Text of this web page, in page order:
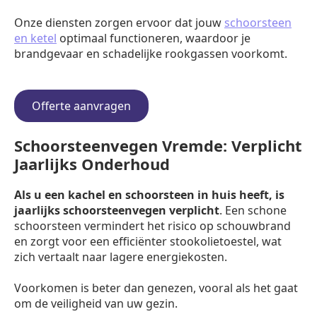
Onze diensten zorgen ervoor dat jouw schoorsteen
en ketel optimaal functioneren, waardoor je
brandgevaar en schadelijke rookgassen voorkomt.
Offerte aanvragen
Schoorsteenvegen Vremde: Verplicht
Jaarlijks Onderhoud
Als u een kachel en schoorsteen in huis heeft, is
jaarlijks schoorsteenvegen verplicht. Een schone
schoorsteen vermindert het risico op schouwbrand
en zorgt voor een efficiënter stookolietoestel, wat
zich vertaalt naar lagere energiekosten.
Voorkomen is beter dan genezen, vooral als het gaat
om de veiligheid van uw gezin.